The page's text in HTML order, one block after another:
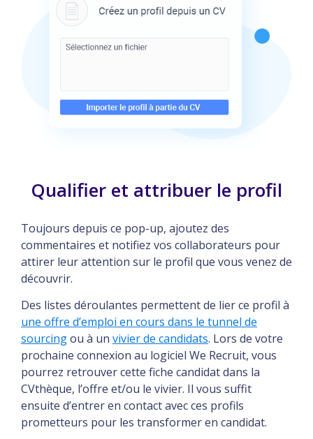
Qualifier et attribuer le profil
Toujours depuis ce pop-up, ajoutez des
commentaires et notifiez vos collaborateurs pour
attirer leur attention sur le profil que vous venez de
découvrir.
Des listes déroulantes permettent de lier ce profil à
une offre d’emploi en cours dans le tunnel de
sourcingou à un vivier de candidats. Lors de votre
prochaine connexion au logiciel We Recruit, vous
pourrez retrouver cette fiche candidat dans la
CVthèque, l’offre et/ou le vivier. Il vous suffit
ensuite d’entrer en contact avec ces profils
prometteurs pour les transformer en candidat.